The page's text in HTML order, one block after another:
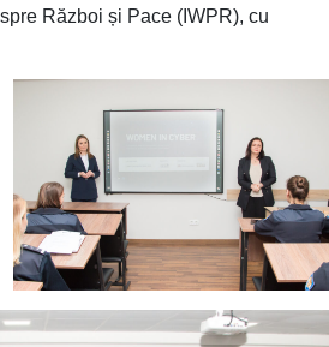
Război și Pace (IWPR), cu